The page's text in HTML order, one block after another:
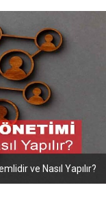
ve Nasıl Yapılır?